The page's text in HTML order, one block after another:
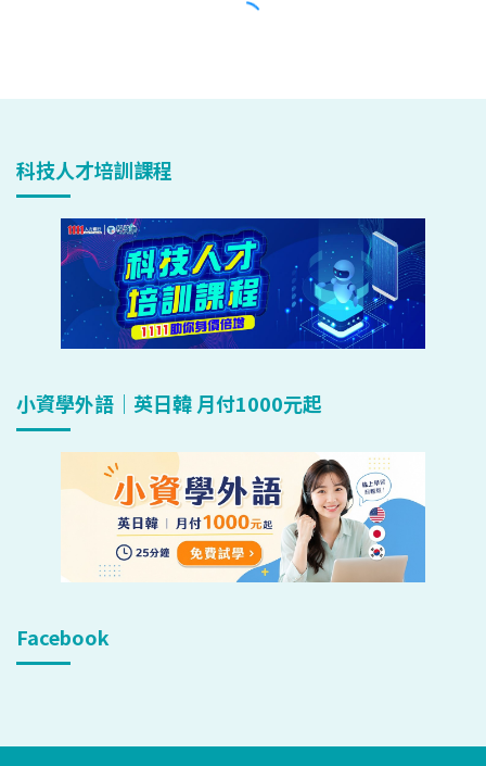
科技人才培訓課程
小資學外語｜英日韓 月付1000元起
Facebook